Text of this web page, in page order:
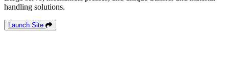
handling solutions.
Launch Site